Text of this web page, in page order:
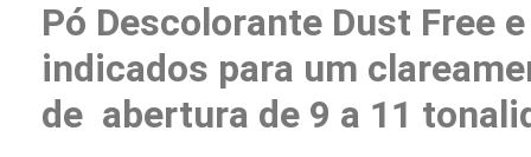
Pó Descolorante Dust Free
indicados para um
de abertura de 9 a 11